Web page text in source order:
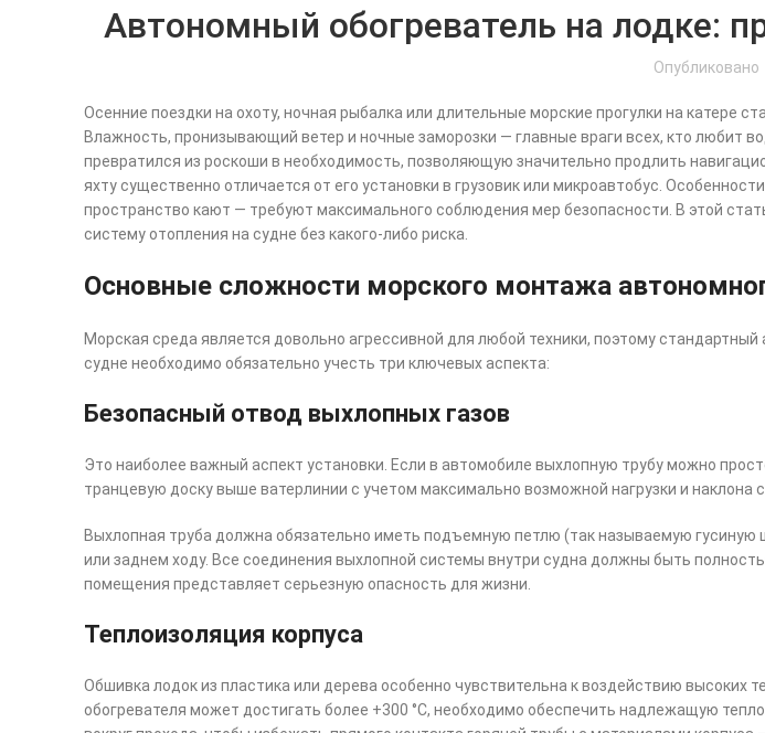
Автономный обогреватель на лодке:
Опубликовано
Осенние поездки на охоту, ночная рыбалка или длительные морские прогулки на катере
Влажность, пронизывающий ветер и ночные заморозки — главные враги всех, кто любит
превратился из роскоши в необходимость, позволяющую значительно продлить
яхту существенно отличается от его установки в грузовик или микроавтобус.
пространство кают — требуют максимального соблюдения мер безопасности. В этой
систему отопления на судне без какого-либо риска.
Основные сложности морского монтажа
Морская среда является довольно агрессивной для любой техники, поэтому
судне необходимо обязательно учесть три ключевых аспекта:
Безопасный отвод выхлопных газов
Это наиболее важный аспект установки. Если в автомобиле выхлопную трубу можно
транцевую доску выше ватерлинии с учетом максимально возможной нагрузки и наклона
Выхлопная труба должна обязательно иметь подъемную петлю (так называемую
или заднем ходу. Все соединения выхлопной системы внутри судна должны быть
помещения представляет серьезную опасность для жизни.
Теплоизоляция корпуса
Обшивка лодок из пластика или дерева особенно чувствительна к воздействию высоких
обогревателя может достигать более +300 °C, необходимо обеспечить надлежащую